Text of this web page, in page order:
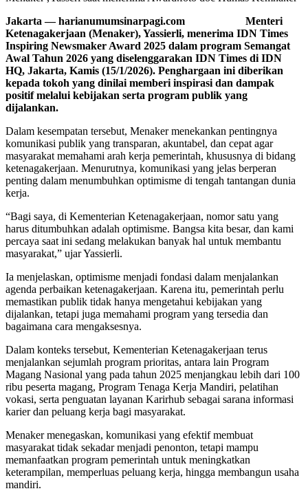
Jakarta — harianumumsinarpagi.com Menteri
Ketenagakerjaan (Menaker), Yassierli, menerima IDN Times
Inspiring Newsmaker Award 2025 dalam program Semangat
Awal Tahun 2026 yang diselenggarakan IDN Times di IDN
HQ, Jakarta, Kamis (15/1/2026). Penghargaan ini diberikan
kepada tokoh yang dinilai memberi inspirasi dan dampak
positif melalui kebijakan serta program publik yang
dijalankan.
Dalam kesempatan tersebut, Menaker menekankan pentingnya
komunikasi publik yang transparan, akuntabel, dan cepat agar
masyarakat memahami arah kerja pemerintah, khususnya di bidang
ketenagakerjaan. Menurutnya, komunikasi yang jelas berperan
penting dalam menumbuhkan optimisme di tengah tantangan dunia
kerja.
“Bagi saya, di Kementerian Ketenagakerjaan, nomor satu yang
harus ditumbuhkan adalah optimisme. Bangsa kita besar, dan kami
percaya saat ini sedang melakukan banyak hal untuk membantu
masyarakat,” ujar Yassierli.
Ia menjelaskan, optimisme menjadi fondasi dalam menjalankan
agenda perbaikan ketenagakerjaan. Karena itu, pemerintah perlu
memastikan publik tidak hanya mengetahui kebijakan yang
dijalankan, tetapi juga memahami program yang tersedia dan
bagaimana cara mengaksesnya.
Dalam konteks tersebut, Kementerian Ketenagakerjaan terus
menjalankan sejumlah program prioritas, antara lain Program
Magang Nasional yang pada tahun 2025 menjangkau lebih dari 100
ribu peserta magang, Program Tenaga Kerja Mandiri, pelatihan
vokasi, serta penguatan layanan Karirhub sebagai sarana informasi
karier dan peluang kerja bagi masyarakat.
Menaker menegaskan, komunikasi yang efektif membuat
masyarakat tidak sekadar menjadi penonton, tetapi mampu
memanfaatkan program pemerintah untuk meningkatkan
keterampilan, memperluas peluang kerja, hingga membangun usaha
mandiri.